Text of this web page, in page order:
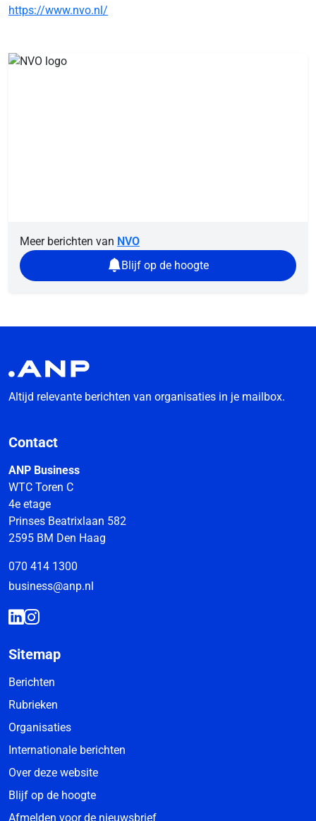
https://www.nvo.nl/
Meer berichten van NVO
Blijf op de hoogte
Altijd relevante berichten van organisaties in je mailbox.
Contact
ANP Business
WTC Toren C
4e etage
Prinses Beatrixlaan 582
2595 BM Den Haag
070 414 1300
business@anp.nl
Sitemap
Berichten
Rubrieken
Organisaties
Internationale berichten
Over deze website
Blijf op de hoogte
Afmelden voor de nieuwsbrief